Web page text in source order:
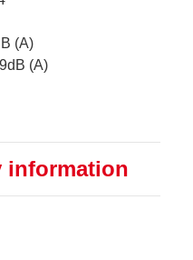
(A)
(A)
information